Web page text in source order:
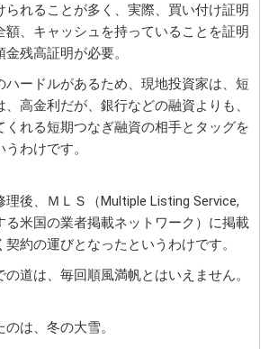
られることが多く、実際、買い付け証明
額、キャッシュを持っていることを証明
残高証明が必要。
ハードルがあるため、現地投資家は、短
高金利だが、銀行などの融資よりも、
くれる短期つなぎ融資の相手とタッグを
わけです。
理後、ＭＬＳ（Multiple Listing Service,
る米国の業者掲載ネットワーク）に掲載
約の運びとなったというわけです。
の道は、毎回順風満帆とはいえません。
は、冬の大雪。